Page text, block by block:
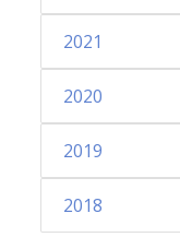
2021
2020
2019
2018